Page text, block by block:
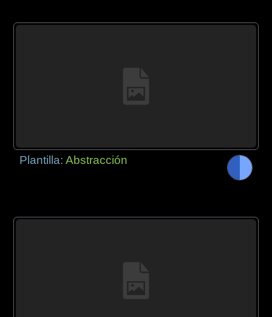
Plantilla:Abstracción